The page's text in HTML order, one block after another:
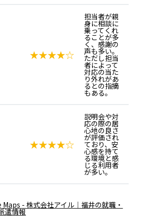
★★★★☆
担当者が親
身に相談に
乗ってくれ
ることが多
く、感謝の
声も多い。
ただし担当
者によって
対応の当た
り外れがあ
るとの指摘
もある。
★★★★☆
説明会や対
応の際の居
心地の良さ
が評価され
ており、安
心感を持て
る環境と感
じる利用者
が多い。
- 株式会社アイル｜福井の就職・
遣情報